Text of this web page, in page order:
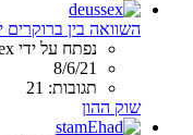
השוואה בין ברוקרים
נפתח על ידי deussex
8/6/21
תגובות: 21
שוק ההון